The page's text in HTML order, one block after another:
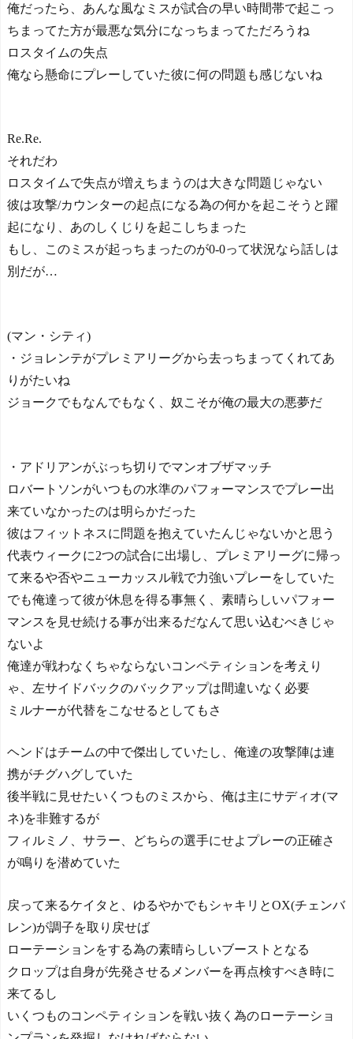
俺だったら、あんな風なミスが試合の早い時間帯で起こっ
ちまってた方が最悪な気分になっちまってただろうね
ロスタイムの失点
俺なら懸命にプレーしていた彼に何の問題も感じないね
Re.Re.
それだわ
ロスタイムで失点が増えちまうのは大きな問題じゃない
彼は攻撃/カウンターの起点になる為の何かを起こそうと躍
起になり、あのしくじりを起こしちまった
もし、このミスが起っちまったのが0-0って状況なら話しは
別だが…
(マン・シティ)
・ジョレンテがプレミアリーグから去っちまってくれてあ
りがたいね
ジョークでもなんでもなく、奴こそが俺の最大の悪夢だ
・アドリアンがぶっち切りでマンオブザマッチ
ロバートソンがいつもの水準のパフォーマンスでプレー出
来ていなかったのは明らかだった
彼はフィットネスに問題を抱えていたんじゃないかと思う
代表ウィークに2つの試合に出場し、プレミアリーグに帰っ
て来るや否やニューカッスル戦で力強いプレーをしていた
でも俺達って彼が休息を得る事無く、素晴らしいパフォー
マンスを見せ続ける事が出来るだなんて思い込むべきじゃ
ないよ
俺達が戦わなくちゃならないコンペティションを考えり
ゃ、左サイドバックのバックアップは間違いなく必要
ミルナーが代替をこなせるとしてもさ
ヘンドはチームの中で傑出していたし、俺達の攻撃陣は連
携がチグハグしていた
後半戦に見せたいくつものミスから、俺は主にサディオ(マ
ネ)を非難するが
フィルミノ、サラー、どちらの選手にせよプレーの正確さ
が鳴りを潜めていた
戻って来るケイタと、ゆるやかでもシャキリとOX(チェンバ
レン)が調子を取り戻せば
ローテーションをする為の素晴らしいブーストとなる
クロップは自身が先発させるメンバーを再点検すべき時に
来てるし
いくつものコンペティションを戦い抜く為のローテーショ